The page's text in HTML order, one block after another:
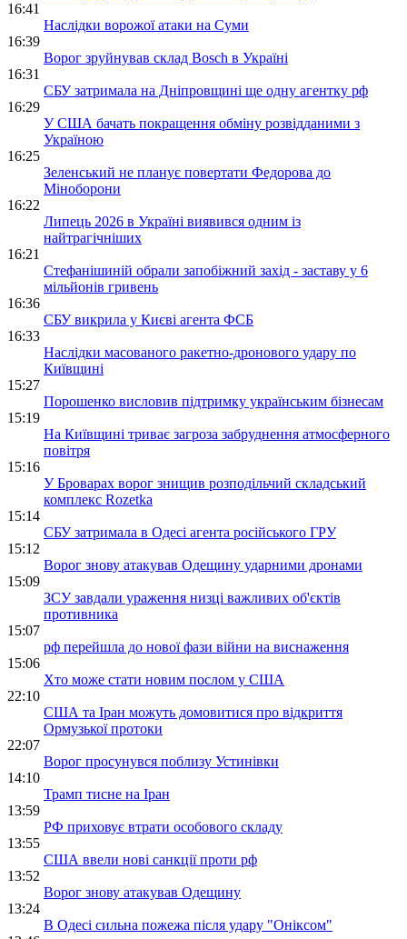
16:41
Наслідки ворожої атаки на Суми
16:39
Ворог зруйнував склад Bosch в Україні
16:31
СБУ затримала на Дніпровщині ще одну агентку рф
16:29
У США бачать покращення обміну розвідданими з
Україною
16:25
Зеленський не планує повертати Федорова до
Міноборони
16:22
Липець 2026 в Україні виявився одним із
найтрагічніших
16:21
Стефанішиній обрали запобіжний захід - заставу у 6
мільйонів гривень
16:36
СБУ викрила у Києві агента ФСБ
16:33
Наслідки масованого ракетно-дронового удару по
Київщині
15:27
Порошенко висловив підтримку українським бізнесам
15:19
На Київщині триває загроза забруднення атмосферного
повітря
15:16
У Броварах ворог знищив розподільчий складський
комплекс Rozetka
15:14
СБУ затримала в Одесі агента російського ГРУ
15:12
Ворог знову атакував Одещину ударними дронами
15:09
ЗСУ завдали ураження низці важливих об'єктів
противника
15:07
рф перейшла до нової фази війни на виснаження
15:06
Хто може стати новим послом у США
22:10
США та Іран можуть домовитися про відкриття
Ормузької протоки
22:07
Ворог просунувся поблизу Устинівки
14:10
Трамп тисне на Іран
13:59
РФ приховує втрати особового складу
13:55
США ввели нові санкції проти рф
13:52
Ворог знову атакував Одещину
13:24
В Одесі сильна пожежа після удару "Оніксом"